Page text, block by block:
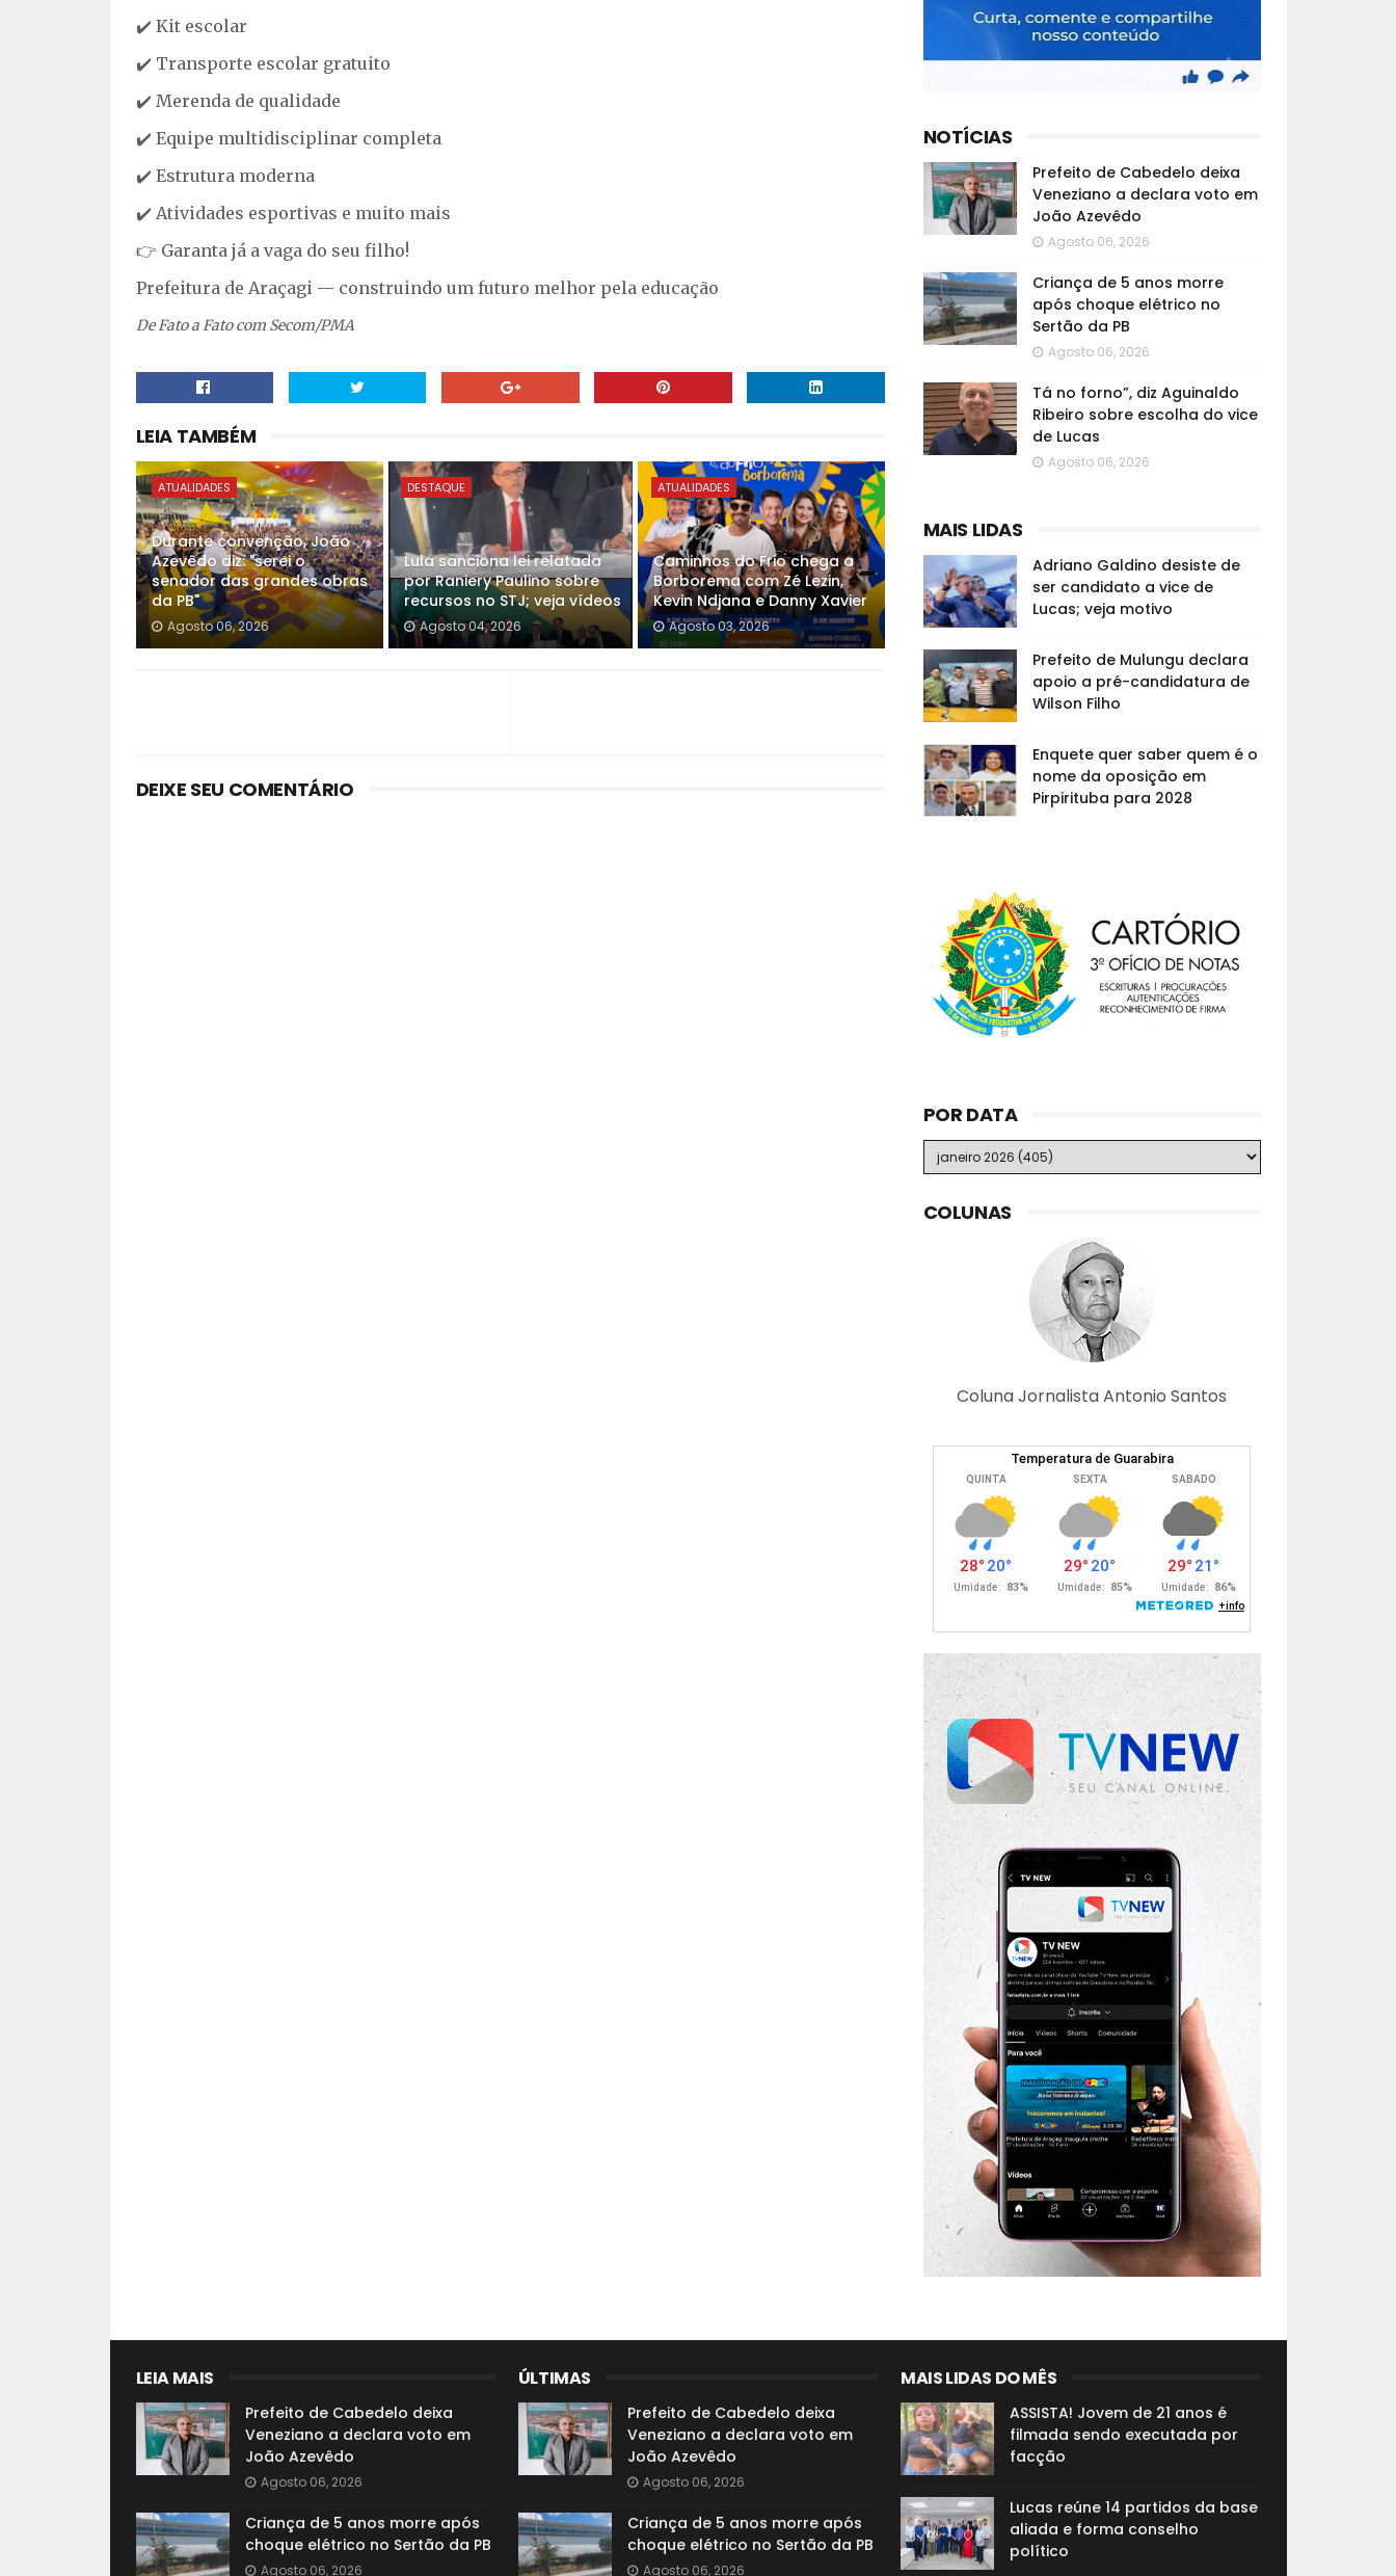
✔️ Kit escolar
✔️ Transporte escolar gratuito
✔️ Merenda de qualidade
✔️ Equipe multidisciplinar completa
✔️ Estrutura moderna
✔️ Atividades esportivas e muito mais
👉 Garanta já a vaga do seu filho!
Prefeitura de Araçagi — construindo um futuro melhor pela educação
De Fato a Fato com Secom/PMA
LEIA TAMBÉM
ATUALIDADES
Durante convenção, João
Azevêdo diz: "serei o
senador das grandes obras
da PB"
Agosto 06, 2026
DESTAQUE
Lula sanciona lei relatada
por Raniery Paulino sobre
recursos no STJ; veja vídeos
Agosto 04, 2026
ATUALIDADES
Caminhos do Frio chega a
Borborema com Zé Lezin,
Kevin Ndjana e Danny Xavier
Agosto 03, 2026
DEIXE SEU COMENTÁRIO
NOTÍCIAS
Prefeito de Cabedelo deixa
Veneziano a declara voto em
João Azevêdo
Agosto 06, 2026
Criança de 5 anos morre
após choque elétrico no
Sertão da PB
Agosto 06, 2026
Tá no forno”, diz Aguinaldo
Ribeiro sobre escolha do vice
de Lucas
Agosto 06, 2026
MAIS LIDAS
Adriano Galdino desiste de
ser candidato a vice de
Lucas; veja motivo
Prefeito de Mulungu declara
apoio a pré-candidatura de
Wilson Filho
Enquete quer saber quem é o
nome da oposição em
Pirpirituba para 2028
POR DATA
COLUNAS
Coluna Jornalista Antonio Santos
LEIA MAIS
Prefeito de Cabedelo deixa
Veneziano a declara voto em
João Azevêdo
Agosto 06, 2026
Criança de 5 anos morre após
choque elétrico no Sertão da PB
Agosto 06, 2026
ÚLTIMAS
Prefeito de Cabedelo deixa
Veneziano a declara voto em
João Azevêdo
Agosto 06, 2026
Criança de 5 anos morre após
choque elétrico no Sertão da PB
Agosto 06, 2026
MAIS LIDAS DO MÊS
ASSISTA! Jovem de 21 anos é
filmada sendo executada por
facção
Lucas reúne 14 partidos da base
aliada e forma conselho
político